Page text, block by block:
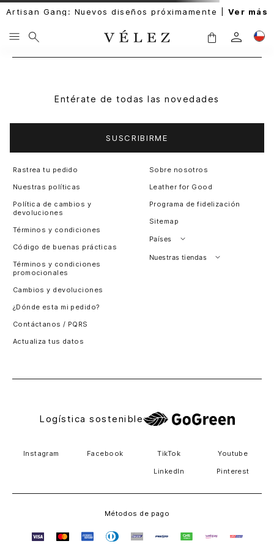
Artisan Gang: Nuevos diseños próximamente | Ver más
Entérate de todas las novedades
SUSCRIBIRME
Rastrea tu pedido
Nuestras políticas
Política de cambios y
devoluciones
Términos y condiciones
Código de buenas prácticas
Términos y condiciones
promocionales
Cambios y devoluciones
¿Dónde esta mi pedido?
Contáctanos / PQRS
Actualiza tus datos
Sobre nosotros
Leather for Good
Programa de fidelización
Sitemap
Países
Perú
Nuestras tiendas
Logística sostenible
Instagram Facebook TikTok Youtube
LinkedIn Pinterest
Métodos de pago